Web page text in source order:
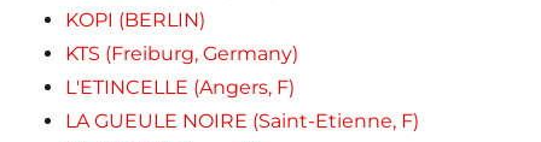
KOPI (BERLIN)
KTS (Freiburg, Germany)
L'ETINCELLE (Angers, F)
LA GUEULE NOIRE (Saint-Etienne, F)